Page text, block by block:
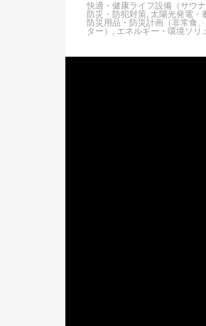
快適・健康ライフ設備（サウナ
防災・防犯対策 太陽光発電・
防災用品・防災計画（非常食
ター）
エネルギー・環境ソリ